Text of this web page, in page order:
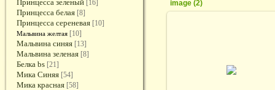
Принцесса зеленый [16]
Принцесса белая [8]
Принцесса сереневая [10]
Мальвина желтая [10]
Мальвина синяя [13]
Мальвина зеленая [8]
Белка bs [21]
Мика Синяя [54]
Мика красная [58]
image (2)